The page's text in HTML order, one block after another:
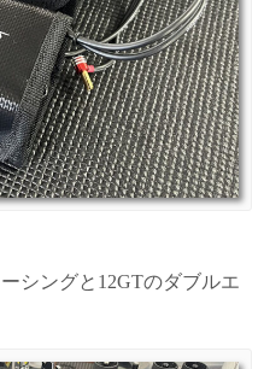
シングと12GTのダブルエ